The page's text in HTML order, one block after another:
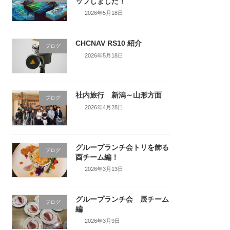
2026年5月18日
ブログ CHCNAV RS10 紹介
2026年5月18日
ブログ 社内旅行 新潟～山形方面
2026年4月28日
ブログ
グループランチ会トリを飾る
酉チーム編！
2026年3月13日
ブログ
グループランチ会 辰チーム
編
2026年3月9日